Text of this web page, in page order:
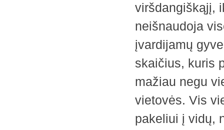
viršdangiškąjį,
neišnaudoja
įvardijamų
skaičius, kuris
mažiau negu
vietovės. Vis
pakeliui į vidų,